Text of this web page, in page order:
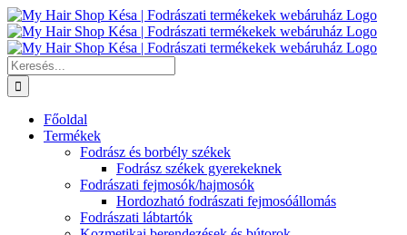
Kihagyás
Keresés...
Főoldal
Termékek
Fodrász és borbély székek
Fodrász székek gyerekeknek
Fodrászati fejmosók/hajmosók
Hordozható fodrászati fejmosóállomás
Fodrászati lábtartók